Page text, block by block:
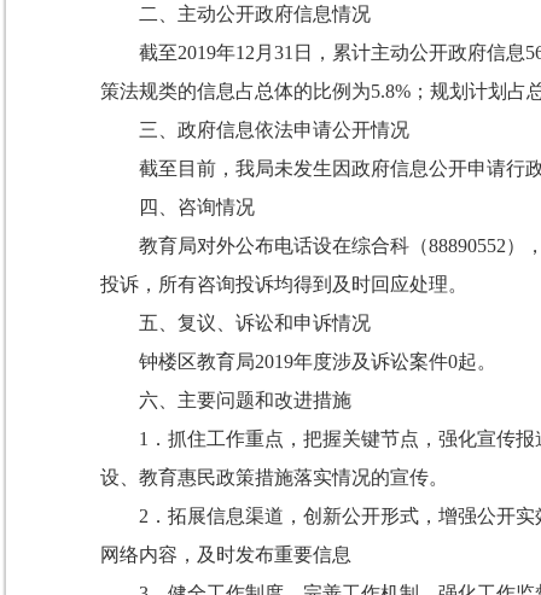
二、主动公开政府信息情况
截至2019年12月31日，累计主动公开政府信
策法规类的信息占总体的比例为5.8%；规划计划占
三、政府信息依法申请公开情况
截至目前，我局未发生因政府信息公开申请行
四、咨询情况
教育局对外公布电话设在综合科（88890552
投诉，所有咨询投诉均得到及时回应处理。
五、复议、诉讼和申诉情况
钟楼区教育局2019年度涉及诉讼案件0起。
六、主要问题和改进措施
1．抓住工作重点，把握关键节点，强化宣传
设、教育惠民政策措施落实情况的宣传。
2．拓展信息渠道，创新公开形式，增强公开
网络内容，及时发布重要信息